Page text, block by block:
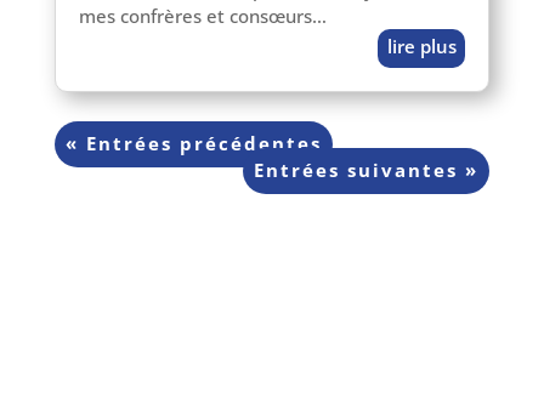
mes confrères et consœurs…
lire plus
« Entrées précédentes
Entrées sui­vantes »